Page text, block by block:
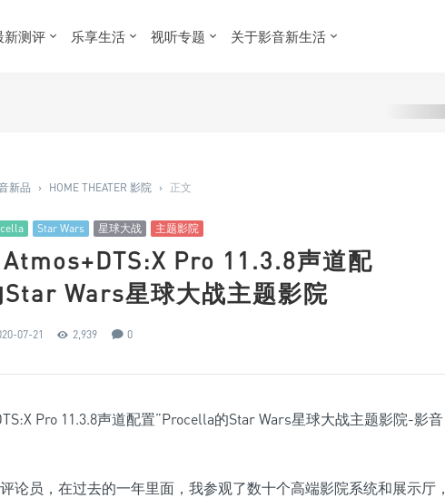
新测评 乐享生活 视听专题 关于影音新生活
新品 › HOME THEATER 影院 › 正文
Star Wars 星球大战 主题影院
Pro 11.3.8声道配
Wars星球大战主题影院
07-21 2,939 0
论员，在过去的一年里面，我参观了数十个高端影院系统和展示厅，